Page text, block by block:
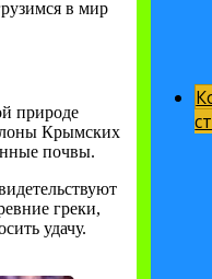
в мир
природе
Крымских
почвы.
греки,
удачу.